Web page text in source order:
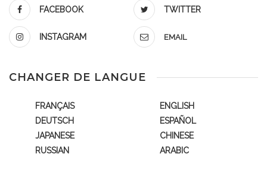
FACEBOOK TWITTER
INSTAGRAM EMAIL
CHANGER DE LANGUE
FRANÇAIS
ENGLISH
DEUTSCH
ESPAÑOL
JAPANESE
CHINESE
RUSSIAN
ARABIC